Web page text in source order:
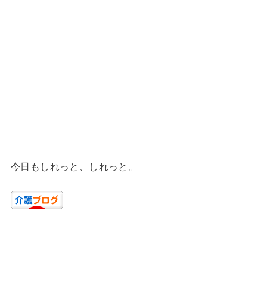
今日もしれっと、しれっと。